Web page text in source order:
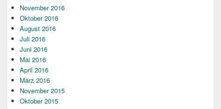
November 2016
Oktober 2016
August 2016
Juli 2016
Juni 2016
Mai 2016
April 2016
März 2016
November 2015
Oktober 2015